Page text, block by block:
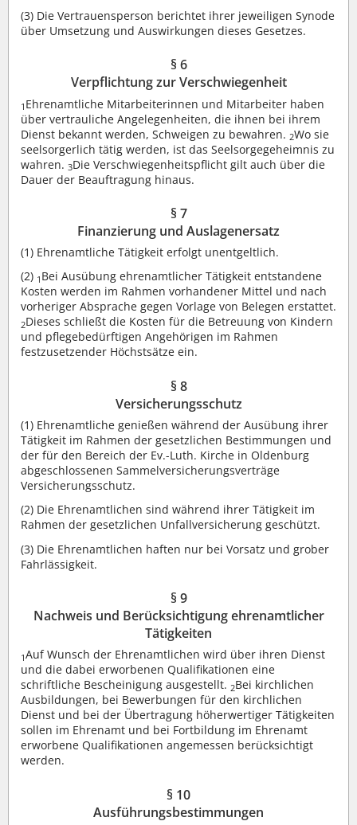
(3) Die Vertrauensperson berichtet ihrer jeweiligen Synode
über Umsetzung und Auswirkungen dieses Gesetzes.
§ 6
Verpflichtung zur Verschwiegenheit
1 Ehrenamtliche Mitarbeiterinnen und Mitarbeiter haben
über vertrauliche Angelegenheiten, die ihnen bei ihrem
Dienst bekannt werden, Schweigen zu bewahren. 2Wo sie
seelsorgerlich tätig werden, ist das Seelsorgegeheimnis zu
wahren. 3Die Verschwiegenheitspflicht gilt auch über die
Dauer der Beauftragung hinaus.
§ 7
Finanzierung und Auslagenersatz
(1) Ehrenamtliche Tätigkeit erfolgt unentgeltlich.
(2) 1 Bei Ausübung ehrenamtlicher Tätigkeit entstandene
Kosten werden im Rahmen vorhandener Mittel und nach
vorheriger Absprache gegen Vorlage von Belegen erstattet.
2Dieses schließt die Kosten für die Betreuung von Kindern
und pflegebedürftigen Angehörigen im Rahmen
festzusetzender Höchstsätze ein.
§ 8
Versicherungsschutz
(1) Ehrenamtliche genießen während der Ausübung ihrer
Tätigkeit im Rahmen der gesetzlichen Bestimmungen und
der für den Bereich der Ev.-Luth. Kirche in Oldenburg
abgeschlossenen Sammelversicherungsverträge
Versicherungsschutz.
(2) Die Ehrenamtlichen sind während ihrer Tätigkeit im
Rahmen der gesetzlichen Unfallversicherung geschützt.
(3) Die Ehrenamtlichen haften nur bei Vorsatz und grober
Fahrlässigkeit.
§ 9
Nachweis und Berücksichtigung ehrenamtlicher
Tätigkeiten
1Auf Wunsch der Ehrenamtlichen wird über ihren Dienst
und die dabei erworbenen Qualifikationen eine
schriftliche Bescheinigung ausgestellt. 2Bei kirchlichen
Ausbildungen, bei Bewerbungen für den kirchlichen
Dienst und bei der Übertragung höherwertiger Tätigkeiten
sollen im Ehrenamt und bei Fortbildung im Ehrenamt
erworbene Qualifikationen angemessen berücksichtigt
werden.
§ 10
Ausführungsbestimmungen